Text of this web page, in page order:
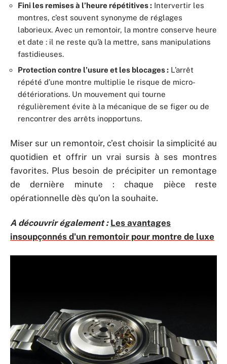
Fini les remises à l’heure répétitives : Intervertir les
montres, c’est souvent synonyme de réglages
laborieux. Avec un remontoir, la montre conserve heure
et date : il ne reste qu’à la mettre, sans manipulations
fastidieuses.
Protection contre l’usure et les blocages : L’arrêt
répété d’une montre multiplie le risque de micro-
détériorations. Un mouvement qui tourne
régulièrement évite à la mécanique de se figer ou de
rencontrer des arrêts inopportuns.
Miser sur un remontoir, c’est choisir la simplicité au
quotidien et offrir un vrai sursis à ses montres
favorites. Plus besoin de précipiter un remontage
de dernière minute : chaque pièce reste
opérationnelle dès qu’on la souhaite.
A découvrir également : Les avantages
insoupçonnés d'un remontoir pour montre de luxe